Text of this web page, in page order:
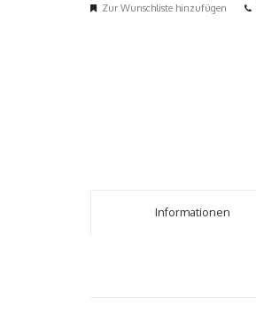
Zur Wunschliste hinzufügen
Informationen